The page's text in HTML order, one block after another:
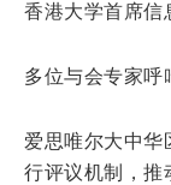
香港大学首席信
多位与会专家呼
爱思唯尔大中华
行评议机制，推